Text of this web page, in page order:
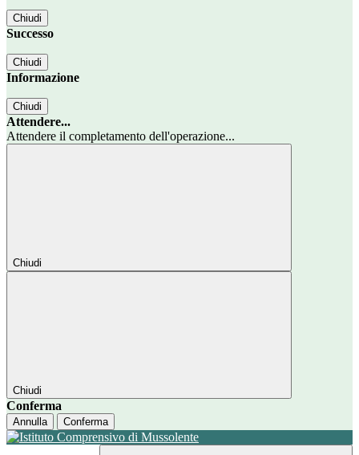
Chiudi
Successo
Chiudi
Informazione
Chiudi
Attendere...
Attendere il completamento dell'operazione...
Chiudi
Chiudi
Conferma
Annulla Conferma